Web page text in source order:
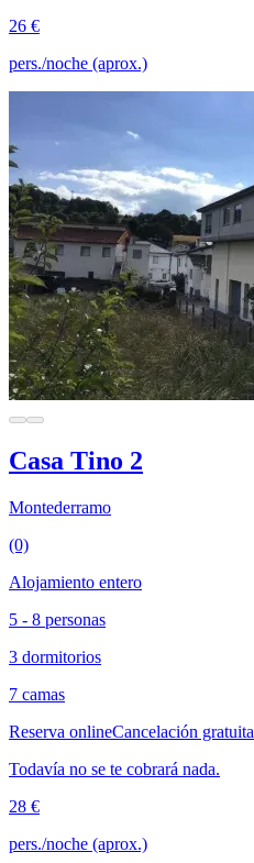
26 €
pers./noche (aprox.)
Casa Tino 2
Montederramo
(0)
Alojamiento entero
5 - 8 personas
3 dormitorios
7 camas
Reserva onlineCancelación gratuita
Todavía no se te cobrará nada.
28 €
pers./noche (aprox.)